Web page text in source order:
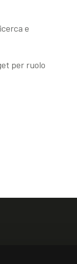
e
per ruolo